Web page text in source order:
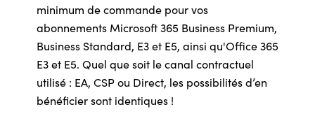
minimum de commande pour vos
abonnements Microsoft 365 Business Premium,
Business Standard, E3 et E5, ainsi qu'Office 365
E3 et E5. Quel que soit le canal contractuel
utilisé : EA, CSP ou Direct, les possibilités d’en
bénéficier sont identiques !